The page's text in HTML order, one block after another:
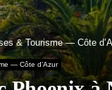
& Tourisme — Côte
— Côte d’Azur